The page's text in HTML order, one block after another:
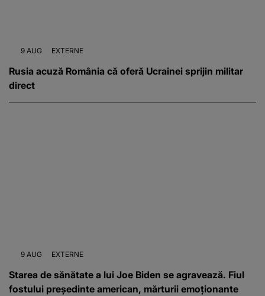
9 AUG EXTERNE
Rusia acuză România că oferă Ucrainei sprijin militar
direct
9 AUG EXTERNE
Starea de sănătate a lui Joe Biden se agravează. Fiul
fostului președinte american, mărturii emoționante